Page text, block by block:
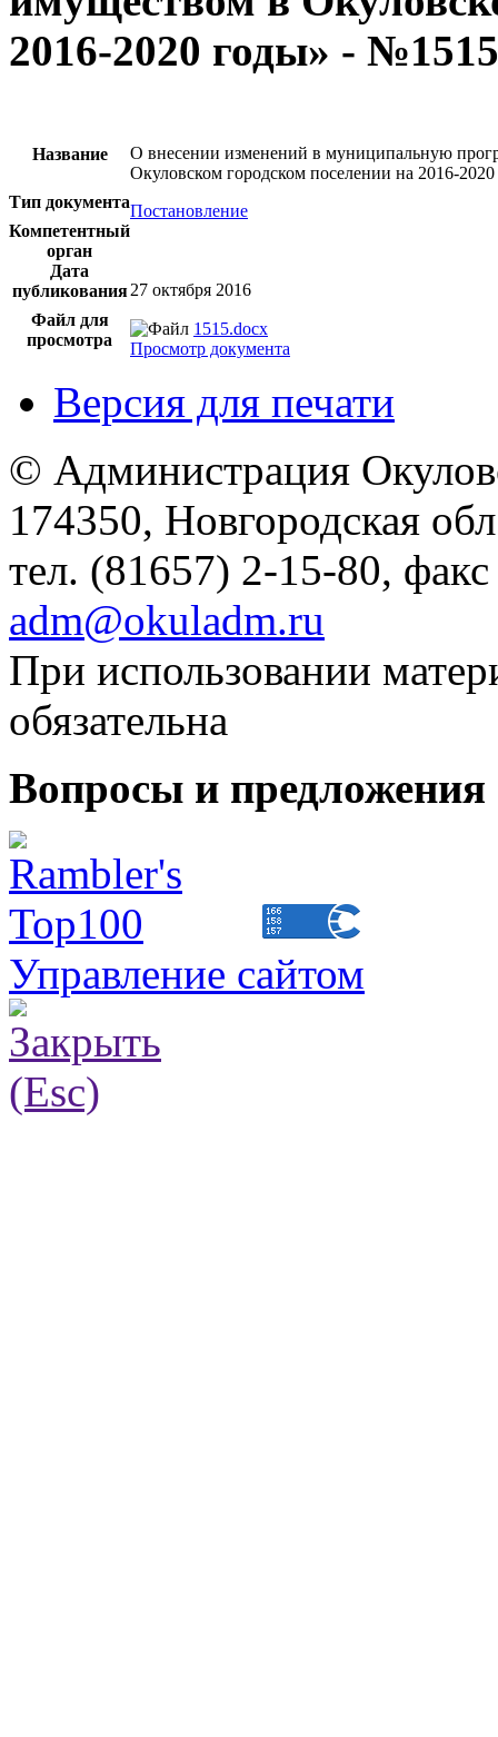
2016-2020 годы» - №1515
Название
О внесении изменений в муниципальную
Окуловском городском поселении на 2016-
Тип документаПостановление
Компетентный
орган
Дата
публикования 27 октября 2016
Файл для
просмотра
1515.docx
Просмотр документа
Версия для печати
© Администрация
174350, Новгородская
тел. (81657) 2-15-80,
adm@okuladm.ru
При использовании
обязательна
Вопросы и
Управление сайтом